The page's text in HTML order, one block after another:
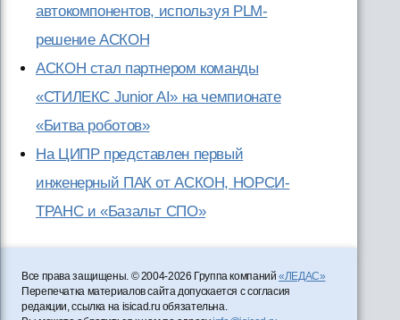
автокомпонентов, используя PLM-
решение АСКОН
АСКОН стал партнером команды
«СТИЛЕКС Junior AI» на чемпионате
«Битва роботов»
На ЦИПР представлен первый
инженерный ПАК от АСКОН, НОРСИ-
ТРАНС и «Базальт СПО»
Все права защищены. © 2004-2026 Группа компаний«ЛЕДАС»
Перепечатка материалов сайта допускается с согласия
редакции, ссылка на isicad.ru обязательна.